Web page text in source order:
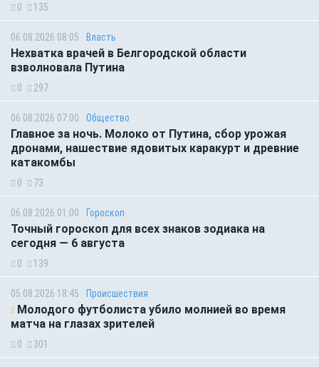
0 135
06.08.2026 08:05 Власть
Нехватка врачей в Белгородской области
взволновала Путина
0 297
06.08.2026 07:00 Общество
Главное за ночь. Молоко от Путина, сбор урожая
дронами, нашествие ядовитых каракурт и древние
катакомбы
0 73
06.08.2026 01:00 Гороскоп
Точный гороскоп для всех знаков зодиака на
сегодня — 6 августа
0 139
05.08.2026 18:45 Происшествия
Молодого футболиста убило молнией во время
матча на глазах зрителей
0 301